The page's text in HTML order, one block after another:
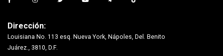
Dirección:
Louisiana No. 113 esq. Nueva York, Nápoles, Del. Benito
Juárez., 3810, D.F.